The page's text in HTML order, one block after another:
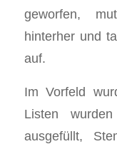
geworfen,
hinterher und
auf.
Im Vorfeld
Listen
ausgefüllt,